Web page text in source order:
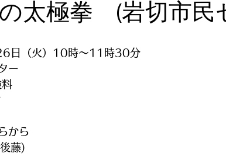
太極拳 (岩切市民
日（火）10時～11時30分
ー
から
藤)